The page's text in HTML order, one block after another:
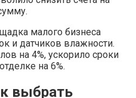
малого бизнеса
и датчиков влажности.
на 4%, ускорило сроки
на 6%.
выбрать